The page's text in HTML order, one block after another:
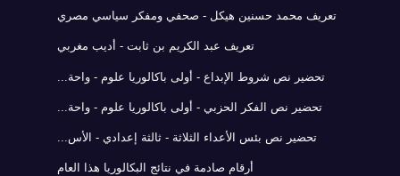
تعريف محمد حسنين هيكل - صحفي ومفكر سياسي مصري
تعريف عبد الكريم بن ثابت - أديب مغربي
تحضير نص شروط الإبداع - أولى باكالوريا علوم - واحة...
تحضير نص الفكر الحزبي - أولى باكالوريا علوم - واحة...
تحضير نص بئس الأعداء الثلاثة - ثالثة إعدادي - الأس...
أرقام صادمة في نتائج البكالوريا هذا العام